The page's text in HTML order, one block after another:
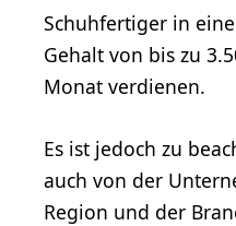
Schuhfertiger in
Gehalt von bis zu
Monat verdienen.
Es ist jedoch zu
auch von der
Region und der